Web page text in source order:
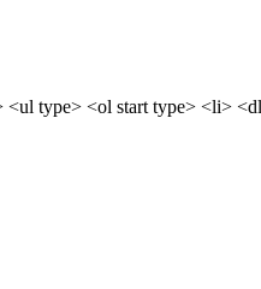
type> <ol start type> <li>